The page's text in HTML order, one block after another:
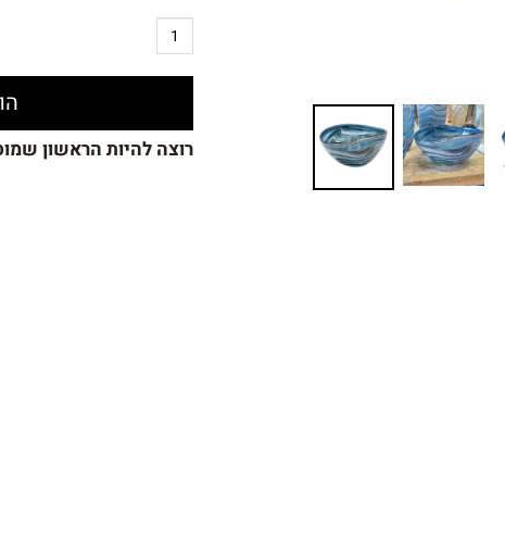
רוצה להיות הראשון